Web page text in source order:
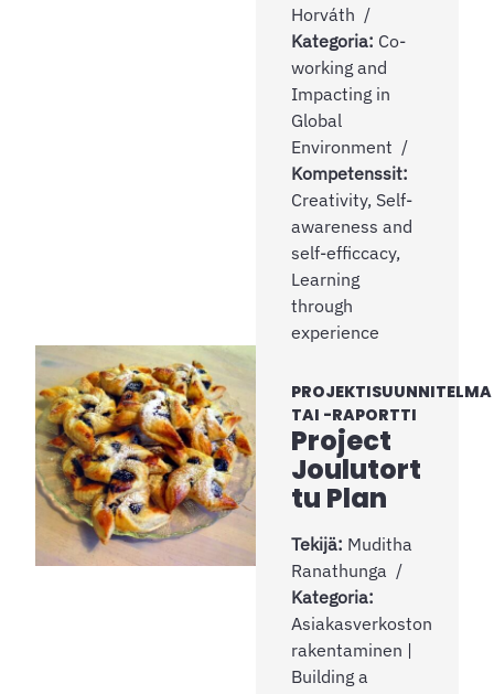
Horváth
Kategoria: Co-
working and
Impacting in
Global
Environment
Kompetenssit:
Creativity, Self-
awareness and
self-efficcacy,
Learning
through
experience
PROJEKTISUUNNITELMA
TAI -RAPORTTI
Project
Joulutort
tu Plan
Tekijä: Muditha
Ranathunga
Kategoria:
Asiakasverkoston
rakentaminen |
Building a